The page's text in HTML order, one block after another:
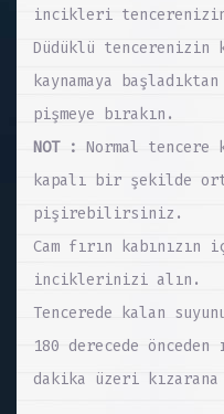
incikleri
Düdüklü tencerenizin
kaynamaya
pişmeye bırakın.
NOT : Normal tencere
kapalı bir şekilde
pişirebilirsiniz.
Cam fırın kabınızın
inciklerinizi alın.
Tencerede kalan
180 derecede
dakika üzeri